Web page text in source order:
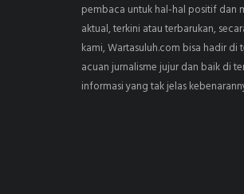
pembaca untuk hal-hal positif dan
aktual, terkini atau terbarukan,
kami, Wartasuluh.com bisa hadir
acuan jurnalisme jujur dan baik di
informasi yang tak jelas